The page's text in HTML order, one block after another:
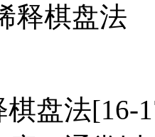
释棋盘法
棋盘法[16-